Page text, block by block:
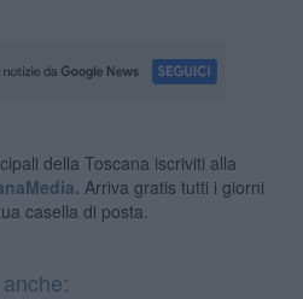
della Toscana iscriviti alla
Arriva gratis tutti i giorni
casella di posta.